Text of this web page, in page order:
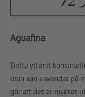
Aguafina
Detta ytterst
utan kan användas på
gör att det är mycket